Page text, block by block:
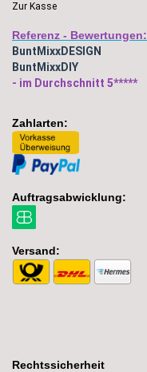
Zur Kasse
Referenz - Bewertungen:
BuntMixxDESIGN
BuntMixxDIY
- im Durchschnitt 5*****
Zahlarten:
Auftragsabwicklung:
Versand:
Rechtssicherheit